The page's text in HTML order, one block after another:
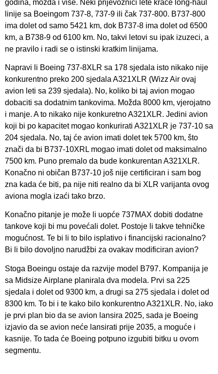
godina, možda i više. Neki prijevoznici lete kraće long-haul
linije sa Boeingom 737-8, 737-9 ili čak 737-800. B737-800
ima dolet od samo 5421 km, dok B737-8 ima dolet od 6500
km, a B738-9 od 6100 km. No, takvi letovi su ipak izuzeci, a
ne pravilo i radi se o istinski kratkim linijama.
Napravi li Boeing 737-8XLR sa 178 sjedala isto nikako nije
konkurentno preko 200 sjedala A321XLR (Wizz Air ovaj
avion leti sa 239 sjedala). No, koliko bi taj avion mogao
dobaciti sa dodatnim tankovima. Možda 8000 km, vjerojatno
i manje. A to nikako nije konkuretno A321XLR. Jedini avion
koji bi po kapacitet mogao konkurirati A321XLR je 737-10 sa
204 sjedala. No, taj će avion imati dolet tek 5700 km, što
znači da bi B737-10XRL mogao imati dolet od maksimalno
7500 km. Puno premalo da bude konkurentan A321XLR.
Konačno ni običan B737-10 još nije certificiran i sam bog
zna kada će biti, pa nije niti realno da bi XLR varijanta ovog
aviona mogla izaći tako brzo.
Konačno pitanje je može li uopće 737MAX dobiti dodatne
tankove koji bi mu povećali dolet. Postoje li takve tehničke
mogućnost. Te bi li to bilo isplativo i financijski racionalno?
Bi li bilo dovoljno narudžbi za ovakav modificiran avion?
Stoga Boeingu ostaje da razvije model B797. Kompanija je
sa Midsize Airplane planirala dva modela. Prvi sa 225
sjedala i dolet od 9300 km, a drugi sa 275 sjedala i dolet od
8300 km. To bi i te kako bilo konkurentno A321XLR. No, iako
je prvi plan bio da se avion lansira 2025, sada je Boeing
izjavio da se avion neće lansirati prije 2035, a moguće i
kasnije. To tada će Boeing potpuno izgubiti bitku u ovom
segmentu.